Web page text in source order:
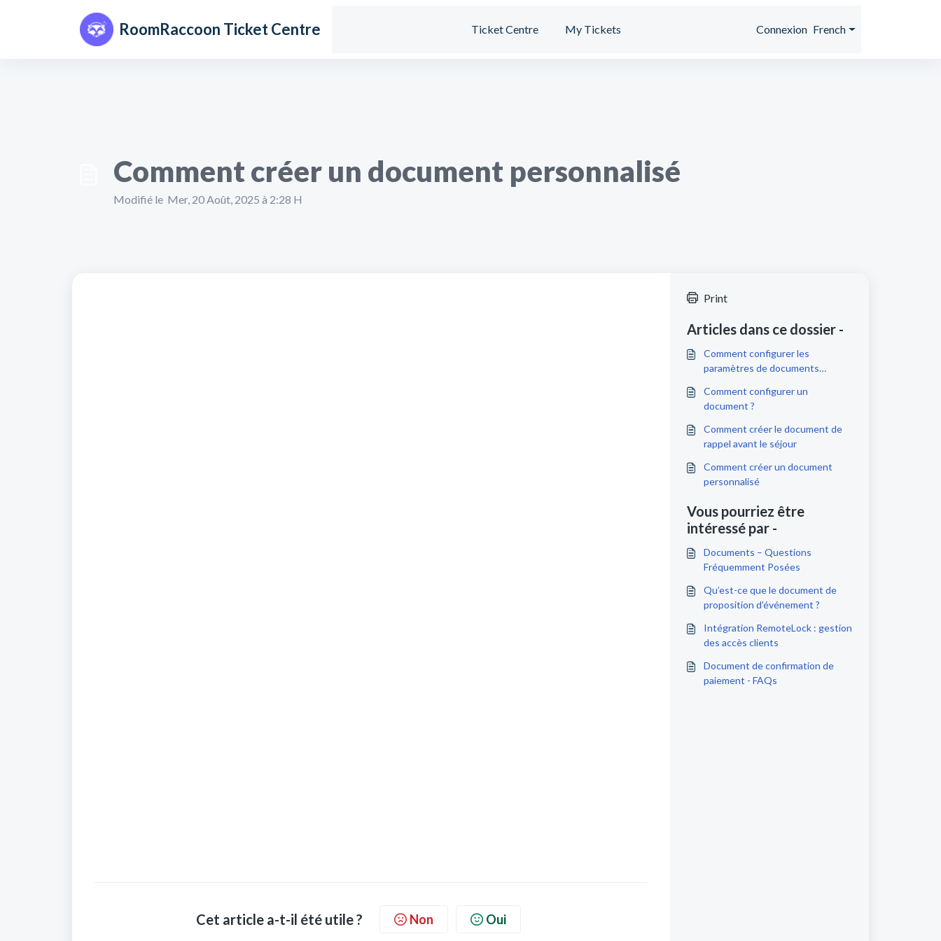
RoomRaccoon Ticket Centre Ticket Centre My Tickets Connexion French
Comment créer un document personnalisé
Modifié le Mer, 20 Août, 2025 à 2:28 H
Cet article a-t-il été utile ? Non Oui
Print
Articles dans ce dossier -
Comment configurer les
paramètres de documents
Comment configurer un
document ?
Comment créer le document de
rappel avant le séjour
Comment créer un document
personnalisé
Vous pourriez être
intéressé par -
Documents – Questions
Fréquemment Posées
Qu’est-ce que le document de
proposition d’événement ?
Intégration RemoteLock : gestion
des accès clients
Document de confirmation de
paiement - FAQs